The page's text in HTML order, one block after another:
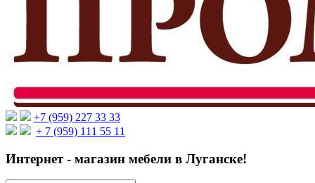
+7 (959) 227 33 33
+ 7 (959) 111 55 11
Интернет - магазин мебели в Луганске!